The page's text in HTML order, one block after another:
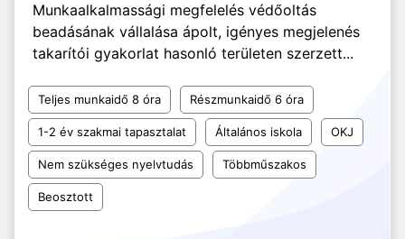
Munkaalkalmassági megfelelés védőoltás
beadásának vállalása ápolt, igényes megjelenés
takarítói gyakorlat hasonló területen szerzett...
Teljes munkaidő 8 óra Részmunkaidő 6 óra
1-2 év szakmai tapasztalat Általános iskola OKJ
Nem szükséges nyelvtudás Többműszakos
Beosztott